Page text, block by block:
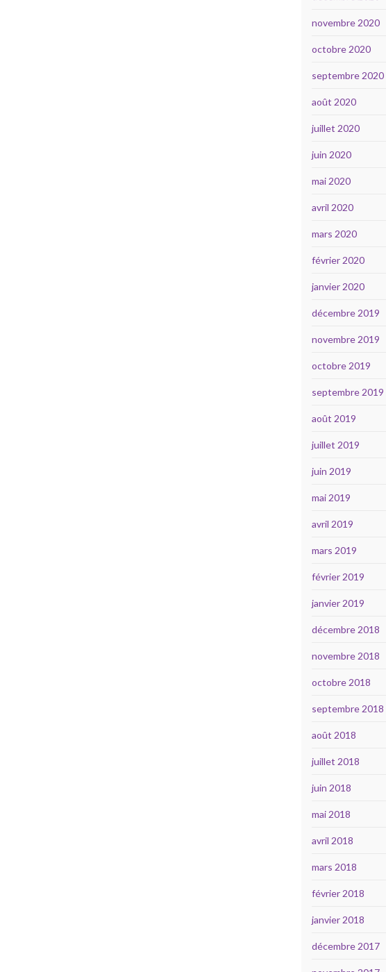
novembre 2020
octobre 2020
septembre 2020
août 2020
juillet 2020
juin 2020
mai 2020
avril 2020
mars 2020
février 2020
janvier 2020
décembre 2019
novembre 2019
octobre 2019
septembre 2019
août 2019
juillet 2019
juin 2019
mai 2019
avril 2019
mars 2019
février 2019
janvier 2019
décembre 2018
novembre 2018
octobre 2018
septembre 2018
août 2018
juillet 2018
juin 2018
mai 2018
avril 2018
mars 2018
février 2018
janvier 2018
décembre 2017